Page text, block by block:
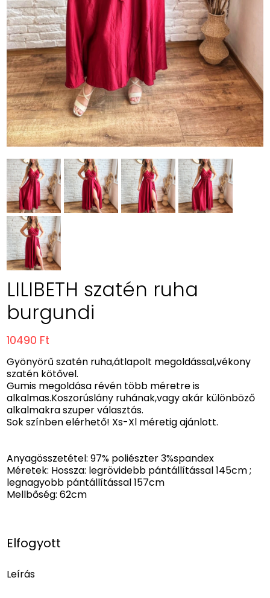
LILIBETH szatén ruha
burgundi
10490 Ft
Gyönyörű szatén ruha,átlapolt megoldással,vékony
szatén kötővel.
Gumis megoldása révén több méretre is
alkalmas.Koszorúslány ruhának,vagy akár különböző
alkalmakra szuper választás.
Sok színben elérhető! Xs-Xl méretig ajánlott.
Anyagösszetétel: 97% poliészter 3%spandex
Méretek: Hossza: legrövidebb pántállítással 145cm ;
legnagyobb pántállítással 157cm
Mellbőség: 62cm
Elfogyott
Leírás